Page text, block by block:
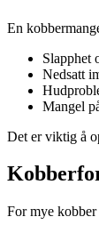
En
Slapphet
Nedsatt
Mangel
Det er viktig å
For mye